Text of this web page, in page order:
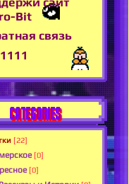
Bit
связь
CATEGORIES
[22]
[0]
[0]